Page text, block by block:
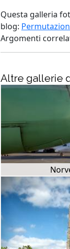
Questa galleria
blog:
Argomenti
Altre gallerie